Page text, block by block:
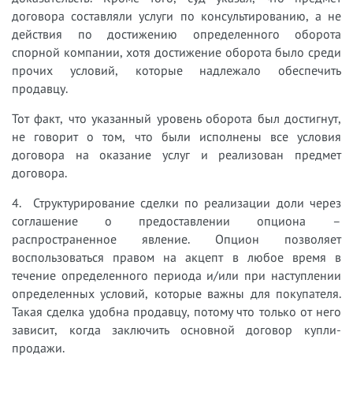
договора составляли услуги по консультированию, а не
действия по достижению определенного оборота
спорной компании, хотя достижение оборота было среди
прочих условий, которые надлежало обеспечить
продавцу.
Тот факт, что указанный уровень оборота был достигнут,
не говорит о том, что были исполнены все условия
договора на оказание услуг и реализован предмет
договора.
4. Структурирование сделки по реализации доли через
соглашение о предоставлении опциона –
распространенное явление. Опцион позволяет
воспользоваться правом на акцепт в любое время в
течение определенного периода и/или при наступлении
определенных условий, которые важны для покупателя.
Такая сделка удобна продавцу, потому что только от него
зависит, когда заключить основной договор купли-
продажи.